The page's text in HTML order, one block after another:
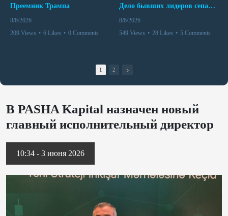
Преемник Трампа
8/6/2026
209 Views • 6 Likes • 0 Comments
Дело бывших лидеров сепаратистского режима в Карабахе
8/6/2026
549 Views • 28 Likes • 5 Comments
1 2
В PASHA Kapital назначен новый
главный исполнительный директор
10:34 - 3 июня 2026